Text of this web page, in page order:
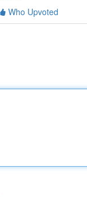
Who Upvoted